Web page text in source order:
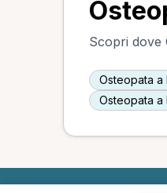
Scopri dove
Osteopata a
Osteopata a